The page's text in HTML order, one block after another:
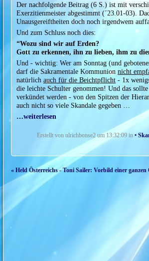
Der nachfolgende Beitrag (6 S.) ist mit
Exerzitienmeister abgestimmt (´23.01-03).
Unausgereiftheiten doch noch irgendwem
Und zum Schluss noch dies:
“Wozu sind wir auf Erden?
Gott zu erkennen, ihn zu lieben, ihm zu
Und - wichtig: Wer am Sonntag (und
darf die Sakramentale Kommunion nicht
natürlich auch für die Beichtpflicht - 1x
die leichte Schulter genommen! Und das
verkündet werden - von den Spitzen der
auch nicht so viele Skandale gegeben …
…weiterlesen
Erstellt von ulrichbonse2 um 13:32:09 in •
« Held Österreichs - Toni Sailer: Vorbild einer